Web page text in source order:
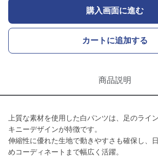
購入画面に進む
カートに追加する
商品説明
上質な素材を使用した白パンツは、足のライ
キニーデザインが特徴です。
伸縮性に優れた生地で動きやすさも確保し、
めコーディネートまで幅広く活躍。